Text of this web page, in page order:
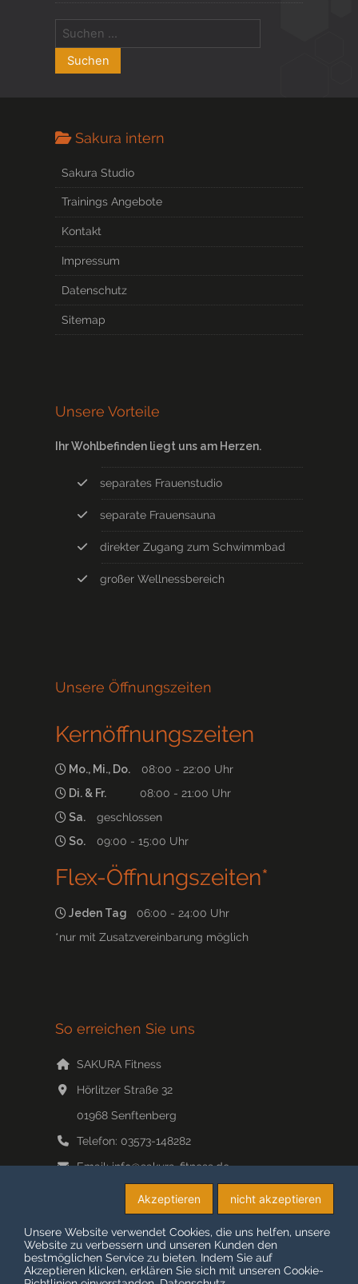
Sakura intern
Sakura Studio
Trainings Angebote
Kontakt
Impressum
Datenschutz
Sitemap
Unsere Vorteile
Ihr Wohlbefinden liegt uns am Herzen.
separates Frauenstudio
separate Frauensauna
direkter Zugang zum Schwimmbad
großer Wellnessbereich
Unsere Öffnungszeiten
Kernöffnungszeiten
Mo., Mi., Do.
08:00 - 22:00 Uhr
Di. & Fr.
08:00 - 21:00 Uhr
Sa.
geschlossen
So.
09:00 - 15:00 Uhr
Flex-Öffnungszeiten*
Jeden Tag 06:00 - 24:00 Uhr
*nur mit Zusatzvereinbarung möglich
So erreichen Sie uns
SAKURA Fitness
Hörlitzer Straße 32
01968 Senftenberg
Telefon: 03573-148282
Email:info@sakura-fitness.de
www.sakura-fitness.de/
© COPYRIGHT 2026 SAKURA-FITNESS
nicht akzeptieren
Akzeptieren
Unsere Website verwendet Cookies, die uns helfen, unsere
Website zu verbessern und unseren Kunden den
bestmöglichen Service zu bieten. Indem Sie auf
Akzeptieren klicken, erklären Sie sich mit unseren Cookie-